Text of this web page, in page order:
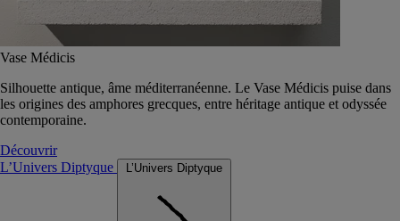
Vase Médicis
Silhouette antique, âme méditerranéenne. Le Vase Médicis puise dans
les origines des amphores grecques, entre héritage antique et odyssée
contemporaine.
Découvrir
L’Univers Diptyque
L’Univers Diptyque